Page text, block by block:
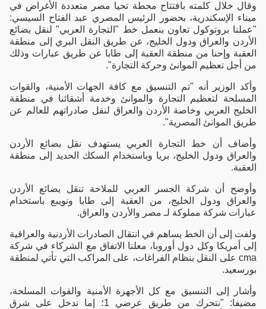
وقال خلال كلمته بافتتاح محطة تحيا مصر متعددة الأغراض في
ميناء الإسكندرية، بحضور الرئيس المصري عبد الفتاح السيسي:
"عملنا بروتوكول تعاون بنعمل خط "التجارة العربي" لنقل بضائع
الأردن والعراق ودول الخليج، عن طريق النقل البري إلى منطقة
العقبة وإحنا من منطقة العقبة إلى طابا عن طريق عبارات وذلك
من أجل تعظيم الموانئ وحركة التجارة".
وأكد الوزير أنه "تم التنسيق مع كافة الجهات الأمنية، والقوات
المسلحة لتعظيم التجارة والموانئ وخدمة أشقائنا في منطقة
الخليج العربي وخاصة الأردن والعراق لنقل صادراتهم للعالم عن
طريق الموانئ المصرية".
وأضاف أن خط التجارة العربي يستهدف نقل بضائع الأردن
والعراق ودول الخليج، بريا وباستخدام السكك الحديد إلى منطقة
العقبة.
وأوضح أن شركة الجسر العربي للملاحة تنقل بضائع الأردن
والعراق ودول الخليج، من العقبة إلى طابا ونويبع باستخدام
عبارات شركة مملوكة لـ مصر والأردن والعراق.
ولفت إلى أن الخط يساهم في انتقال الصادرات الأردنية والعراقية
إلى أمريكا وكل دول أوروبا، معلنا الاتفاق مع الشركاء في شركة
cma على النقل بنظام الفراغات، على المراكب التي تأتي لمنطقة
بورسعيد.
وأشار إلى التنسيق مع كل الأجهزة الأمنية والقوات المسلحة،
مضيفا: "نتحرك من طريق عرضي 1؛ إما ندخل على شرق